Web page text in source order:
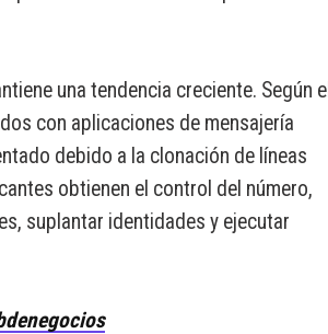
una tendencia creciente. Según el
con aplicaciones de mensajería
debido a la clonación de líneas
obtienen el control del número,
suplantar identidades y ejecutar